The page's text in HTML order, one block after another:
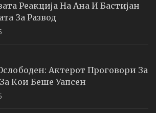
Реакција На Ана И Бастијан
За Развод
Актерот Проговори За
Кои Беше Уапсен